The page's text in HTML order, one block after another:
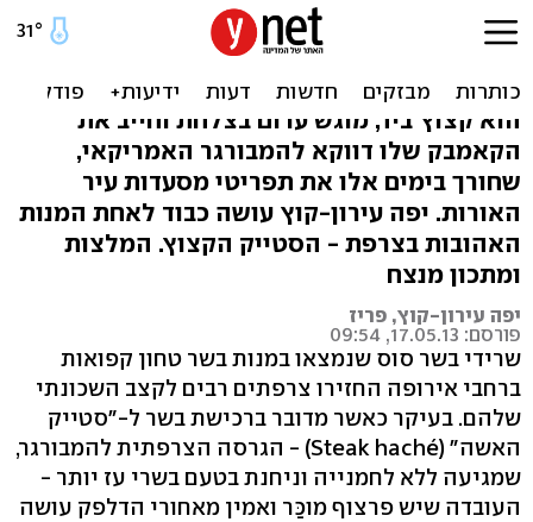
המבורגר פריזאי: סטייק
הוא קצוץ ביד, מוגש ערום בצלחת וחייב את
הקאמבק שלו דווקא להמבורגר האמריקאי,
שחורך בימים אלו את תפריטי מסעדות עיר
האורות. יפה עירון-קוץ עושה כבוד לאחת המנות
האהובות בצרפת - הסטייק הקצוץ. המלצות
ומתכון מנצח
יפה עירון-קוץ, פריז
פורסם: 17.05.13, 09:54
שרידי בשר סוס שנמצאו במנות בשר טחון קפואות
ברחבי אירופה החזירו צרפתים רבים לקצב השכונתי
שלהם. בעיקר כאשר מדובר ברכישת בשר ל-"סטייק
האשה" (Steak haché) - הגרסה הצרפתית להמבורגר,
שמגיעה ללא לחמנייה וניחנת בטעם בשרי עז יותר -
העובדה שיש פרצוף מוכַּר ואמין מאחורי הדלפק עושה